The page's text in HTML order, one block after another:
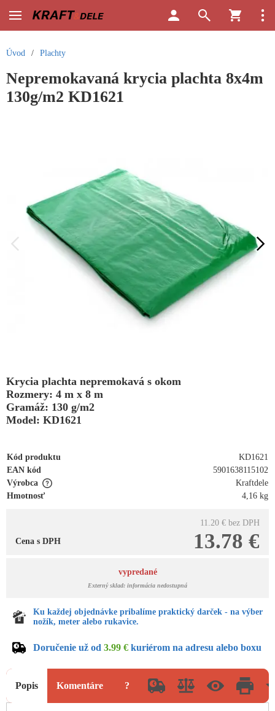
Úvod / Plachty
Nepremokavaná krycia plachta 8x4m
130g/m2 KD1621
Krycia plachta nepremokavá s okom
Rozmery: 4 m x 8 m
Gramáž: 130 g/m2
Model: KD1621
Kód produktu
KD1621
EAN kód
5901638115102
Výrobca
Kraftdele
Hmotnosť
4,16 kg
11.20 € bez DPH
13.78 €
Cena s DPH
vypredané
Externý sklad: informácia nedostupná
Ku každej objednávke pribalíme praktický darček - na výber
nožík, meter alebo rukavice.
Doručenie už od 3.99 € kuriérom na adresu alebo boxu
Popis Komentáre ?